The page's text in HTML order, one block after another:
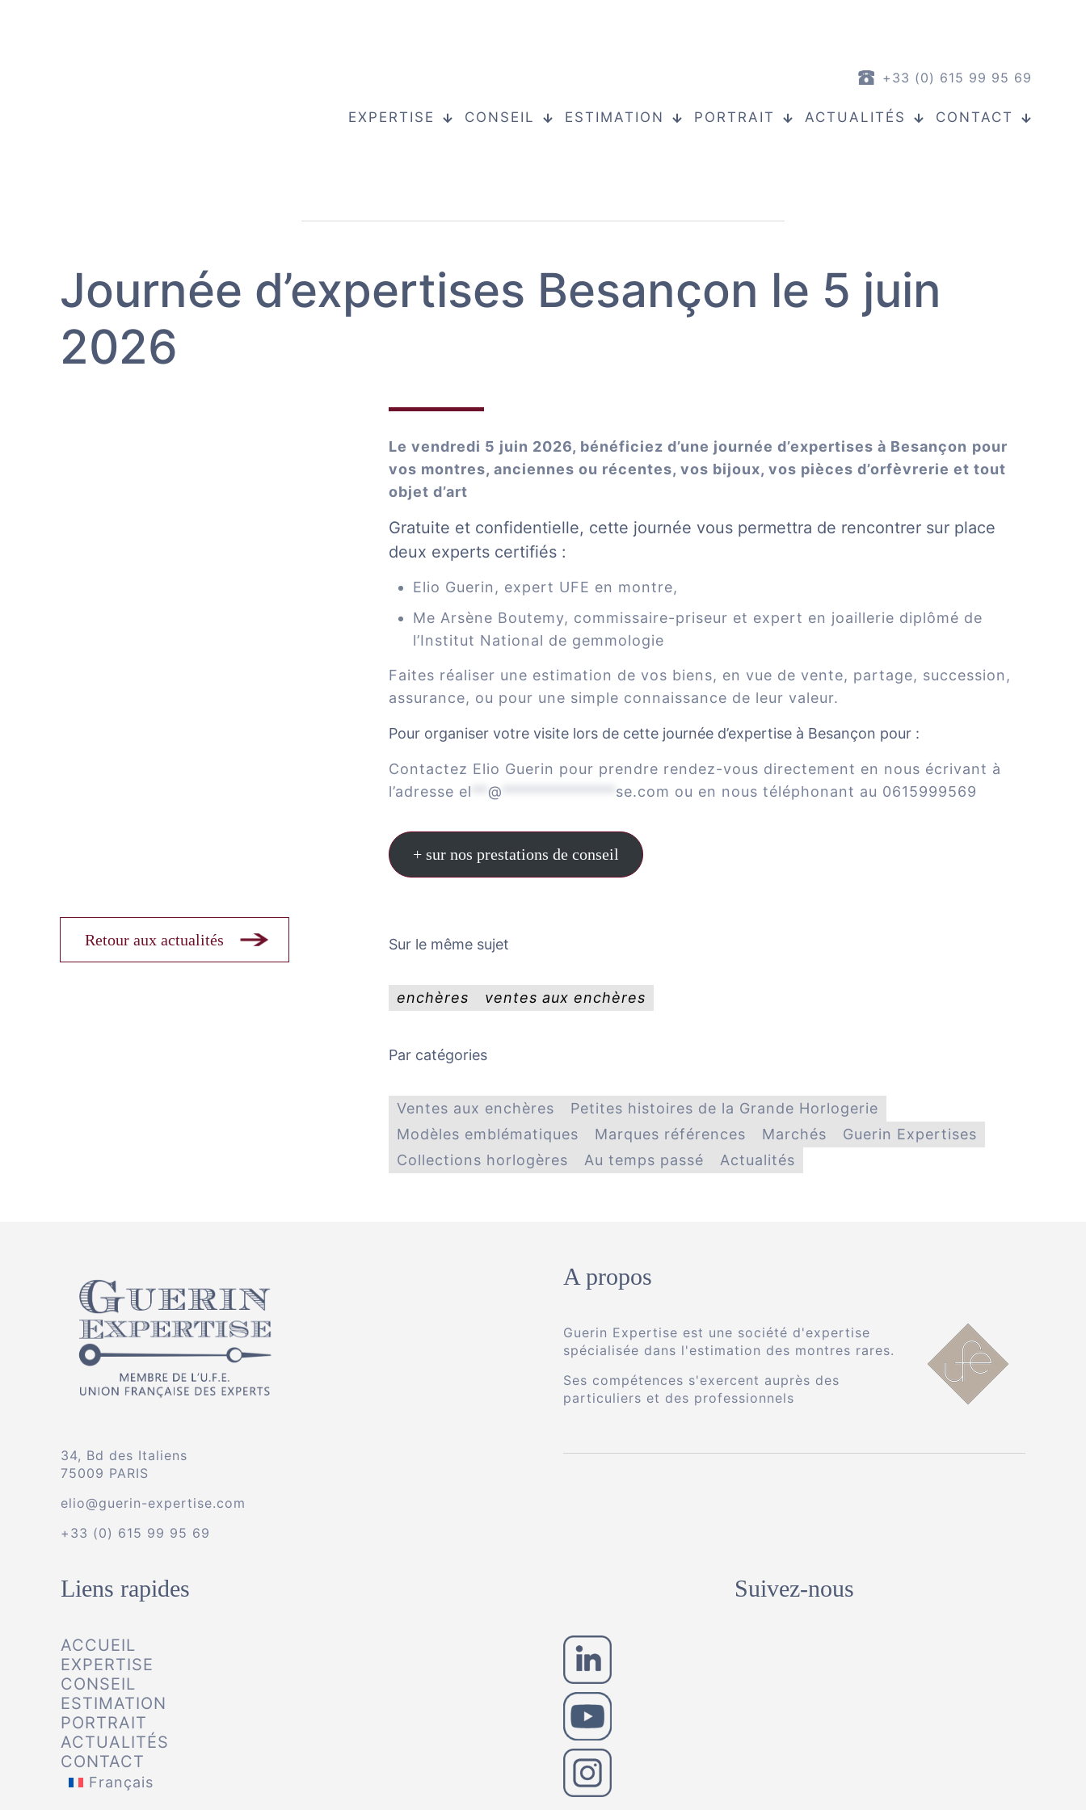
+33 (0) 615 99 95 69
EXPERTISE CONSEIL ESTIMATION PORTRAIT ACTUALITÉS CONTACT
Journée d’expertises Besançon le 5 juin
2026
Retour aux actualités
Le vendredi 5 juin 2026, bénéficiez d’une journée d’expertises à Besançon pour
vos montres, anciennes ou récentes, vos bijoux, vos pièces d’orfèvrerie et tout
objet d’art
Gratuite et confidentielle, cette journée vous permettra de rencontrer sur place
deux experts certifiés :
Elio Guerin, expert UFE en montre,
Me Arsène Boutemy, commissaire-priseur et expert en joaillerie diplômé de
l’Institut National de gemmologie
Faites réaliser une estimation de vos biens, en vue de vente, partage, succession,
assurance, ou pour une simple connaissance de leur valeur.
Pour organiser votre visite lors de cette journée d’expertise à Besançon pour :
Contactez Elio Guerin pour prendre rendez-vous directement en nous écrivant à
l’adresse el @ se.com ou en nous téléphonant au 0615999569
+ sur nos prestations de conseil
Sur le même sujet
enchères ventes aux enchères
Par catégories
Ventes aux enchères
Petites histoires de la Grande Horlogerie
Modèles emblématiques
Marques références Marchés
Guerin Expertises
Collections horlogères
Au temps passé Actualités
34, Bd des Italiens
75009 PARIS
elio@guerin-expertise.com
+33 (0) 615 99 95 69
A propos
Guerin Expertise est une société d'expertise
spécialisée dans l'estimation des montres rares.
Ses compétences s'exercent auprès des
particuliers et des professionnels
Liens rapides
ACCUEIL
EXPERTISE
CONSEIL
ESTIMATION
PORTRAIT
ACTUALITÉS
CONTACT
Français
Suivez-nous